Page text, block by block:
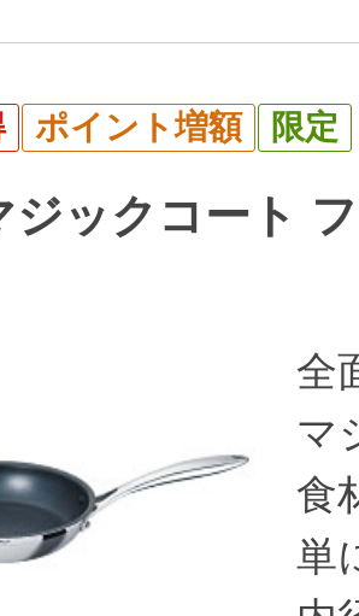
ポイント増額 限定
ジックコート
全
マ
食
単